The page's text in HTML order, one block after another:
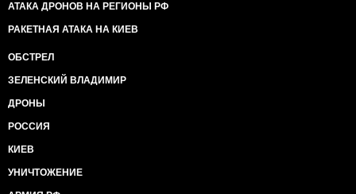
АТАКА ДРОНОВ НА РЕГИОНЫ РФ
РАКЕТНАЯ АТАКА НА КИЕВ
ОБСТРЕЛ
ЗЕЛЕНСКИЙ ВЛАДИМИР
ДРОНЫ
РОССИЯ
КИЕВ
УНИЧТОЖЕНИЕ